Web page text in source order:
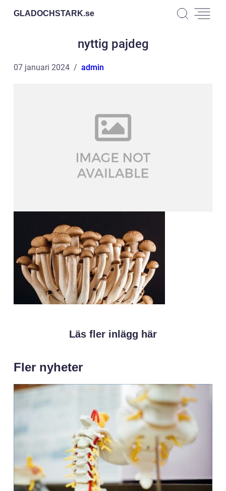
GLADOCHSTARK.se
nyttig pajdeg
07 januari 2024 admin
Läs fler inlägg här
Fler nyheter